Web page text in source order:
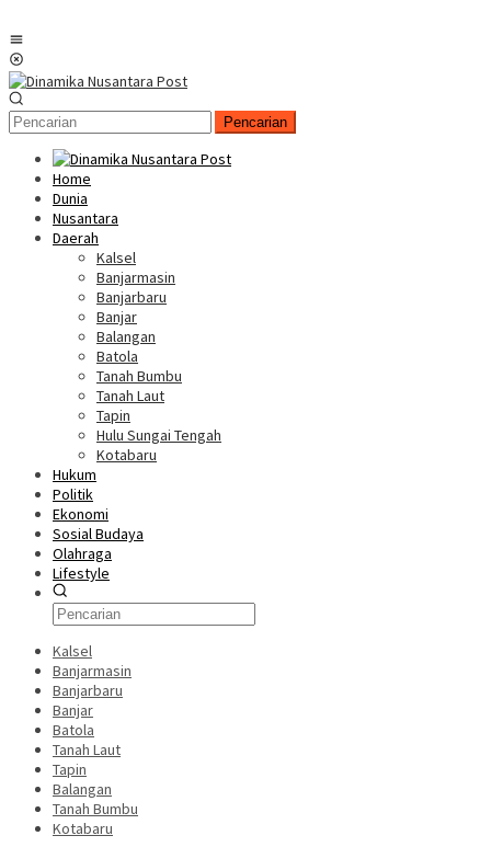
Pencarian
Home
Dunia
Nusantara
Daerah
Kalsel
Banjarmasin
Banjarbaru
Banjar
Balangan
Batola
Tanah Bumbu
Tanah Laut
Tapin
Hulu Sungai Tengah
Kotabaru
Hukum
Politik
Ekonomi
Sosial Budaya
Olahraga
Lifestyle
Kalsel
Banjarmasin
Banjarbaru
Banjar
Batola
Tanah Laut
Tapin
Balangan
Tanah Bumbu
Kotabaru